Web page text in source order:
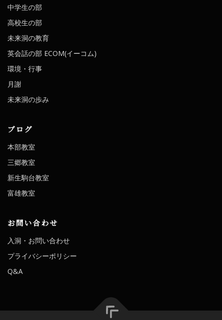
中学生の部
高校生の部
未来洞の教育
英会話の部 ECOM(イーコム)
環境・行事
月謝
未来洞の歩み
ブログ
本部教室
三郷教室
新生駒台教室
富雄教室
お問い合わせ
入洞・お問い合わせ
プライバシーポリシー
Q&A